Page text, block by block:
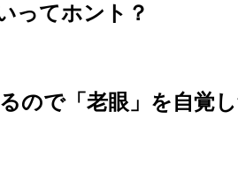
ってホント？
ので「老眼」を自覚